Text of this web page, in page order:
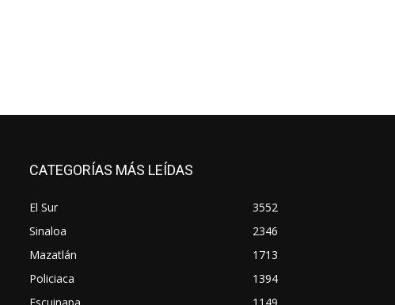
CATEGORÍAS MÁS LEÍDAS
El Sur
3552
Sinaloa
2346
Mazatlán
1713
Policiaca
1394
Escuinapa
1149